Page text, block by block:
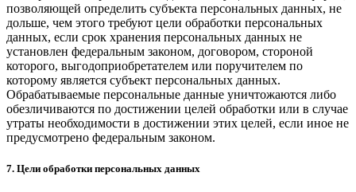
позволяющей определить субъекта персональных данных, не
дольше, чем этого требуют цели обработки персональных
данных, если срок хранения персональных данных не
установлен федеральным законом, договором, стороной
которого, выгодоприобретателем или поручителем по
которому является субъект персональных данных.
Обрабатываемые персональные данные уничтожаются либо
обезличиваются по достижении целей обработки или в случае
утраты необходимости в достижении этих целей, если иное не
предусмотрено федеральным законом.
7. Цели обработки персональных данных